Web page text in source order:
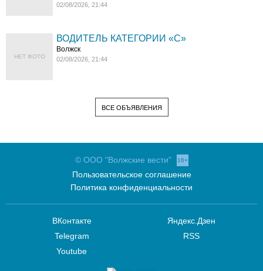
02/08/2026, 21:44
НЕТ ФОТО
ВОДИТЕЛЬ КАТЕГОРИИ «C»
Волжск
02/08/2026, 21:44
ВСЕ ОБЪЯВЛЕНИЯ
© ООО "Волжские вести" 16+
Пользовательское соглашение
Политика конфиденциальности
ВКонтакте
Telegram
Youtube
Яндекс.Дзен
RSS